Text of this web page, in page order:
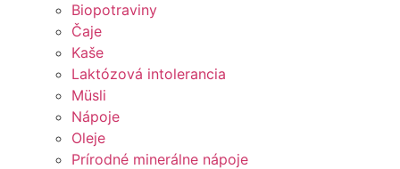
Biopotraviny
Čaje
Kaše
Laktózová intolerancia
Müsli
Nápoje
Oleje
Prírodné minerálne nápoje